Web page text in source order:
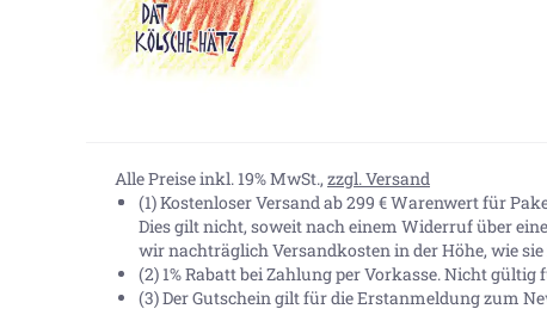
Alle Preise inkl. 19% MwSt., zzgl. Versand
(1) Kostenloser Versand ab 299 € Warenwert für
Dies gilt nicht, soweit nach einem Widerruf über
wir nachträglich Versandkosten in der Höhe, wie
(2) 1% Rabatt bei Zahlung per Vorkasse. Nicht gültig
(3) Der Gutschein gilt für die Erstanmeldung zum